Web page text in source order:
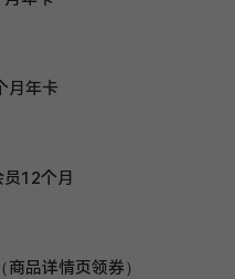
月年卡
12个月
品详情页领券）